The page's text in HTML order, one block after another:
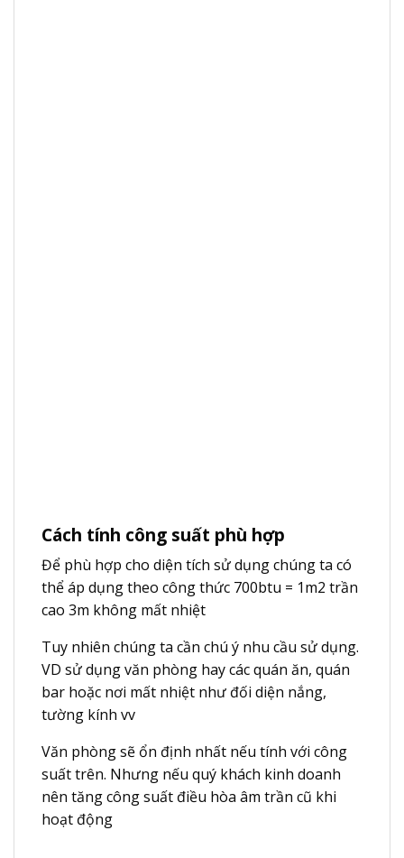
Cách tính công suất phù hợp
Để phù hợp cho diện tích sử dụng chúng ta có
thể áp dụng theo công thức 700btu = 1m2 trần
cao 3m không mất nhiệt
Tuy nhiên chúng ta cần chú ý nhu cầu sử dụng.
VD sử dụng văn phòng hay các quán ăn, quán
bar hoặc nơi mất nhiệt như đối diện nắng,
tường kính vv
Văn phòng sẽ ổn định nhất nếu tính với công
suất trên. Nhưng nếu quý khách kinh doanh
nên tăng công suất điều hòa âm trần cũ khi
hoạt động